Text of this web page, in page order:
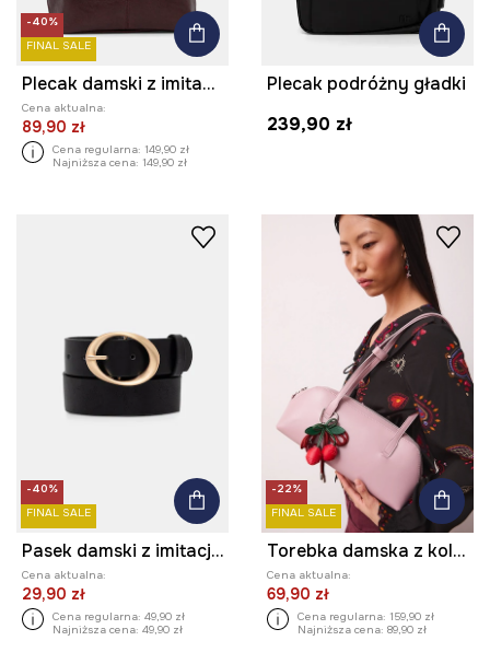
-40%
FINAL SALE
Plecak damski z imitacji skóry
Cena aktualna:
89,90 zł
Cena regularna: 149,90 zł
Najniższa cena: 149,90 zł
Plecak podróżny gładki
239,90 zł
-40%
FINAL SALE
Pasek damski z imitacji skóry
Cena aktualna:
29,90 zł
Cena regularna: 49,90 zł
Najniższa cena: 49,90 zł
-22%
FINAL SALE
Torebka damska z kolekcji Valentine’s Day
Cena aktualna:
69,90 zł
Cena regularna: 159,90 zł
Najniższa cena: 89,90 zł